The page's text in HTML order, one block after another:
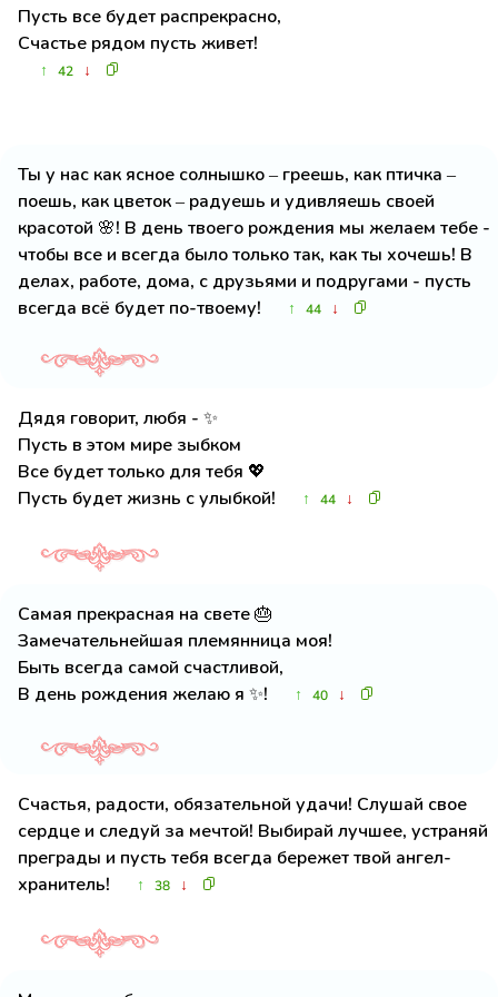
Пусть все будет распрекрасно,
Счастье рядом пусть живет!
↑ 42 ↓
Ты у нас как ясное солнышко – греешь, как птичка –
поешь, как цветок – радуешь и удивляешь своей
красотой 🌸! В день твоего рождения мы желаем тебе -
чтобы все и всегда было только так, как ты хочешь! В
делах, работе, дома, с друзьями и подругами - пусть
всегда всё будет по-твоему!
↑ 44 ↓
Дядя говорит, любя - ✨
Пусть в этом мире зыбком
Все будет только для тебя 💖
Пусть будет жизнь с улыбкой!
↑ 44 ↓
Самая прекрасная на свете 🎂
Замечательнейшая племянница моя!
Быть всегда самой счастливой,
В день рождения желаю я ✨!
↑ 40 ↓
Счастья, радости, обязательной удачи! Слушай свое
сердце и следуй за мечтой! Выбирай лучшее, устраняй
преграды и пусть тебя всегда бережет твой ангел-
хранитель!
↑ 38 ↓